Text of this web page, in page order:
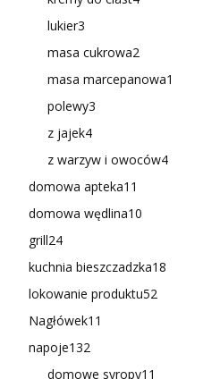
lukier3
masa cukrowa2
masa marcepanowa1
polewy3
z jajek4
z warzyw i owoców4
domowa apteka11
domowa wędlina10
grill24
kuchnia bieszczadzka18
lokowanie produktu52
Nagłówek11
napoje132
domowe syropy11